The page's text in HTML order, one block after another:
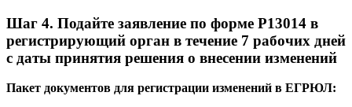
Шаг 4. Подайте заявление по форме P13014 в
регистрирующий орган в течение 7 рабочих дней
с даты принятия решения о внесении изменений
Пакет документов для регистрации изменений в ЕГРЮЛ: